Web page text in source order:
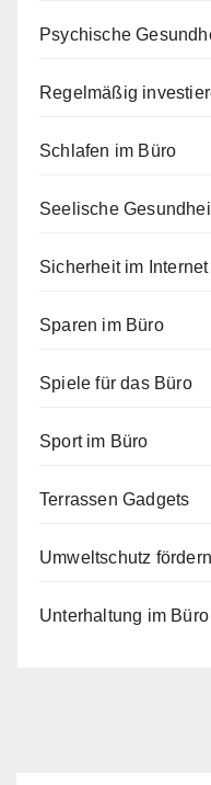
Psychische
Regelmäßig
Schlafen im Büro
Seelische
Sicherheit im Internet
Sparen im Büro
Spiele für das Büro
Sport im Büro
Terrassen Gadgets
Umweltschutz fördern
Unterhaltung im Büro